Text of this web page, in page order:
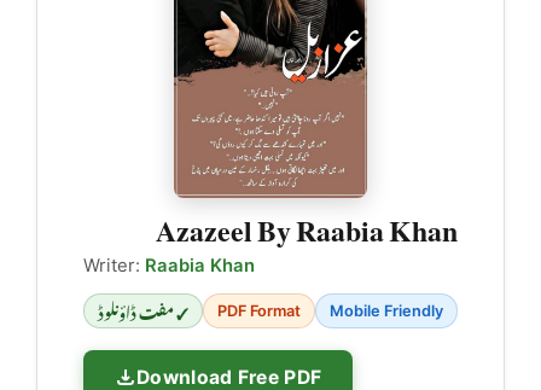
Azazeel By Raabia Khan
Writer: Raabia Khan
✓ مفت ڈاؤنلوڈ PDF Format Mobile Friendly
Download Free PDF